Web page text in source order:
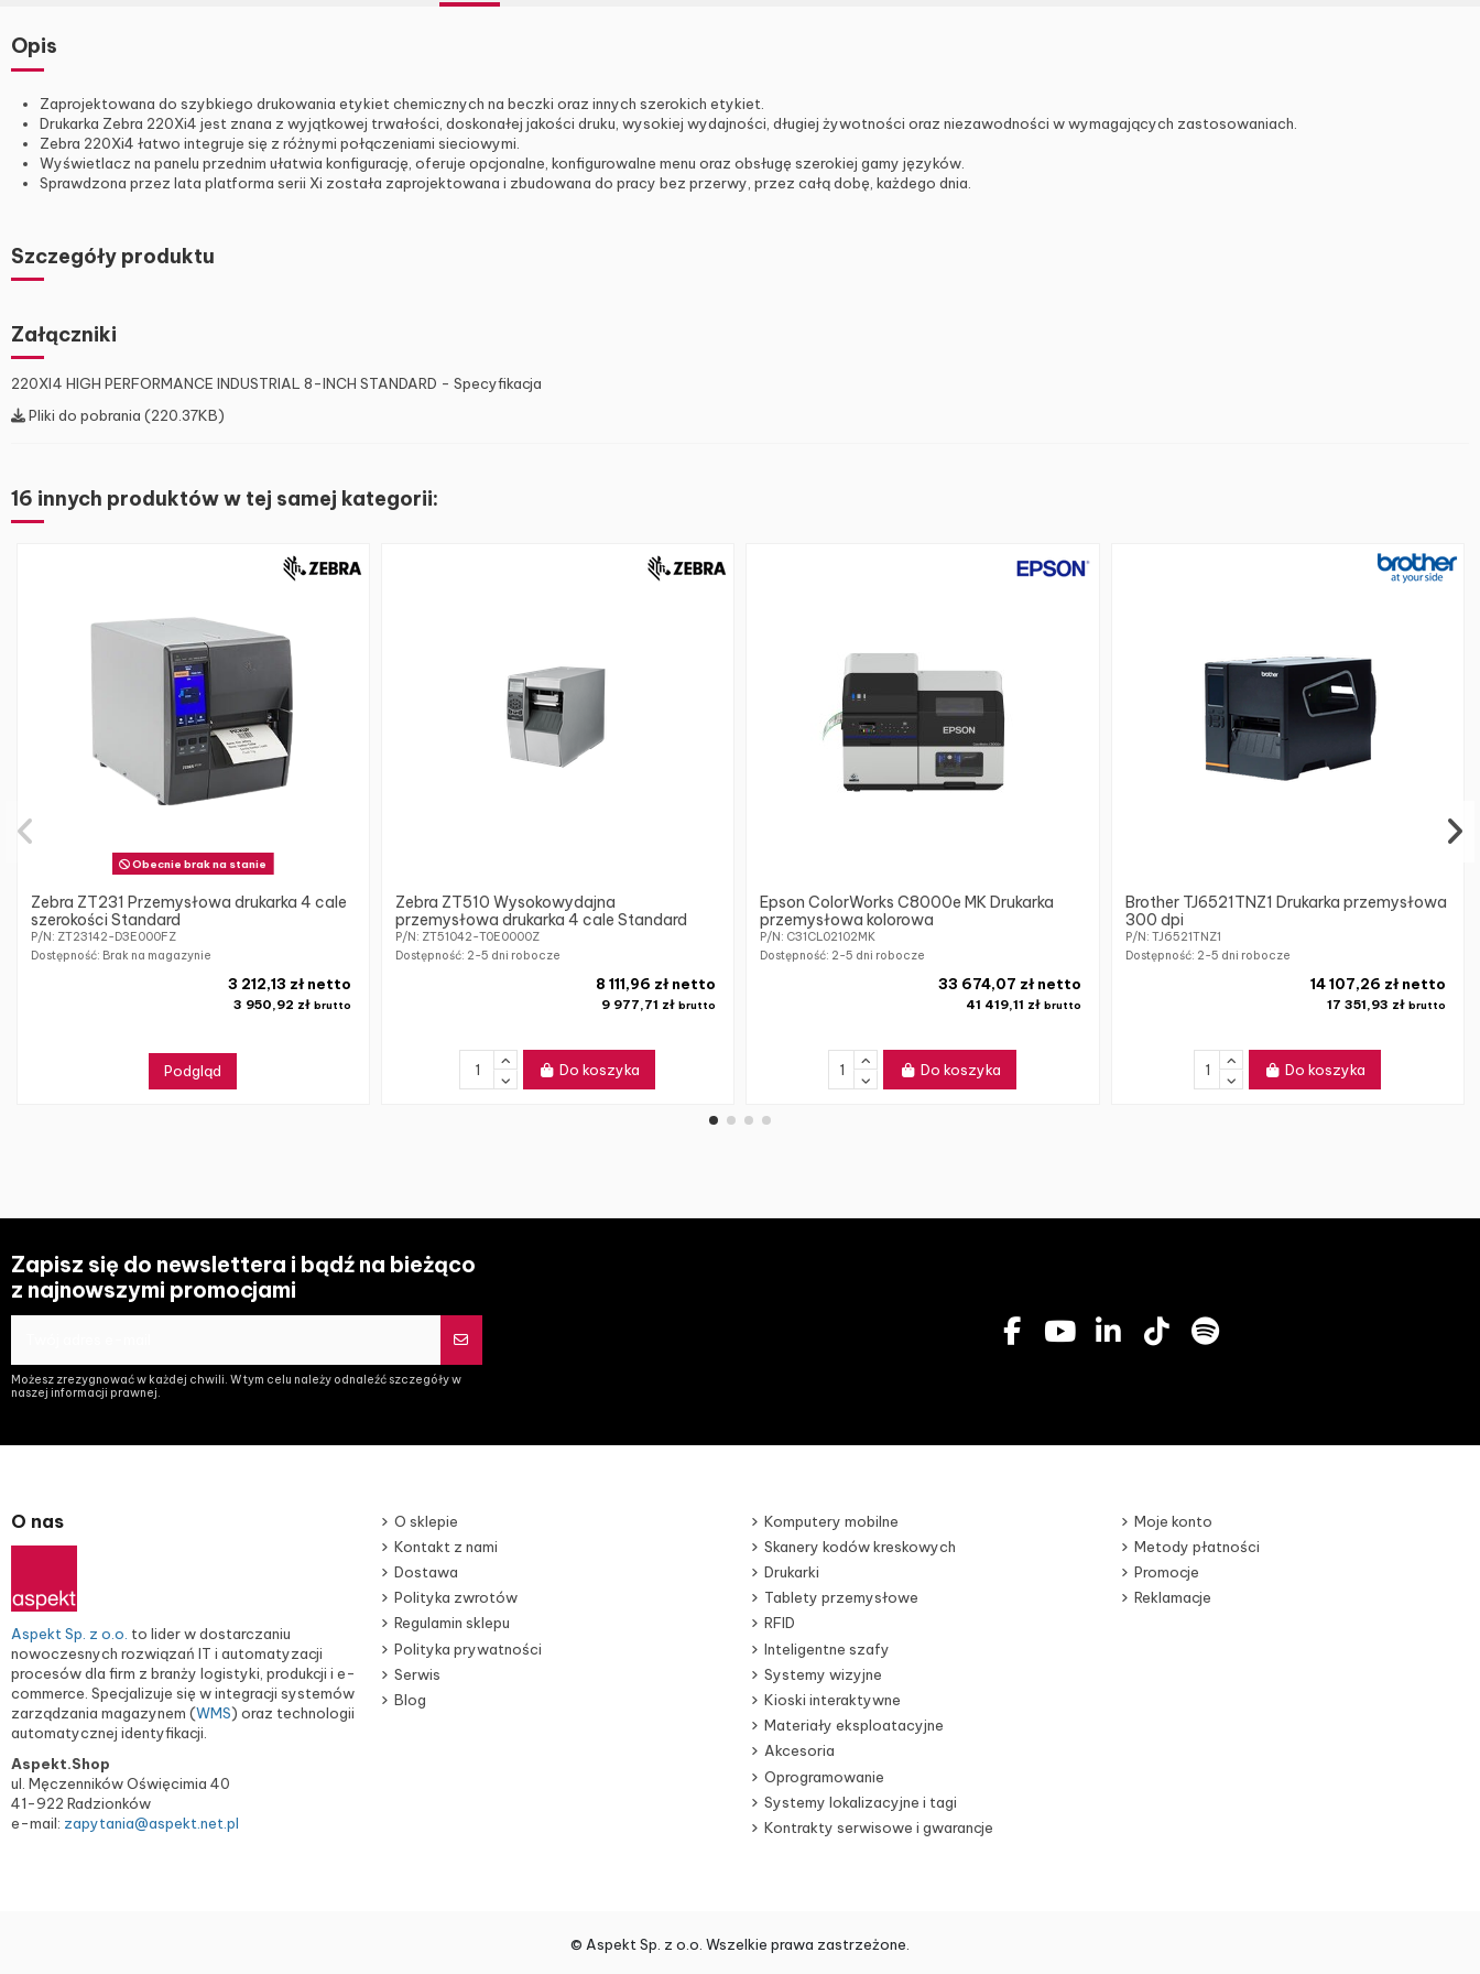
Opis
Zaprojektowana do szybkiego drukowania etykiet chemicznych na beczki oraz innych szerokich etykiet.
Drukarka Zebra 220Xi4 jest znana z wyjątkowej trwałości, doskonałej jakości druku, wysokiej wydajności, długiej żywotności oraz niezawodności w wymagających zastosowaniach.
Zebra 220Xi4 łatwo integruje się z różnymi połączeniami sieciowymi.
Wyświetlacz na panelu przednim ułatwia konfigurację, oferuje opcjonalne, konfigurowalne menu oraz obsługę szerokiej gamy języków.
Sprawdzona przez lata platforma serii Xi została zaprojektowana i zbudowana do pracy bez przerwy, przez całą dobę, każdego dnia.
Szczegóły produktu
Załączniki
220XI4 HIGH PERFORMANCE INDUSTRIAL 8-INCH STANDARD - Specyfikacja
Pliki do pobrania (220.37KB)
16 innych produktów w tej samej kategorii:
Obecnie brak na stanie
Zebra ZT231 Przemysłowa drukarka 4 cale
szerokości Standard
P/N: ZT23142-D3E000FZ
Dostępność: Brak na magazynie
3 950,92 złbrutto
3 212,13 zł netto
Podgląd
Zebra ZT510 Wysokowydajna
przemysłowa drukarka 4 cale Standard
P/N: ZT51042-T0E0000Z
Dostępność: 2-5 dni robocze
9 977,71 złbrutto
8 111,96 zł netto
Do koszyka
Epson ColorWorks C8000e MK Drukarka
przemysłowa kolorowa
P/N: C31CL02102MK
Dostępność: 2-5 dni robocze
41 419,11 zł brutto
33 674,07 zł netto
Do koszyka
Brother TJ6521TNZ1 Drukarka przemysłowa
300 dpi
P/N: TJ6521TNZ1
Dostępność: 2-5 dni robocze
17 351,93 zł brutto
14 107,26 zł netto
Do koszyka
Zapisz się do newslettera i bądź na bieżąco
z najnowszymi promocjami
Możesz zrezygnować w każdej chwili. W tym celu należy odnaleźć szczegóły w
naszej informacji prawnej.
O nas
Aspekt Sp. z o.o. to lider w dostarczaniu
nowoczesnych rozwiązań IT i automatyzacji
procesów dla firm z branży logistyki, produkcji i e-
commerce. Specjalizuje się w integracji systemów
zarządzania magazynem (WMS) oraz technologii
automatycznej identyfikacji.
Aspekt.Shop
ul. Męczenników Oświęcimia 40
41-922 Radzionków
e-mail: zapytania@aspekt.net.pl
O sklepie
Kontakt z nami
Dostawa
Polityka zwrotów
Regulamin sklepu
Polityka prywatności
Serwis
Blog
Komputery mobilne
Skanery kodów kreskowych
Drukarki
Tablety przemysłowe
RFID
Inteligentne szafy
Systemy wizyjne
Kioski interaktywne
Materiały eksploatacyjne
Akcesoria
Oprogramowanie
Systemy lokalizacyjne i tagi
Kontrakty serwisowe i gwarancje
Moje konto
Metody płatności
Promocje
Reklamacje
© Aspekt Sp. z o.o. Wszelkie prawa zastrzeżone.